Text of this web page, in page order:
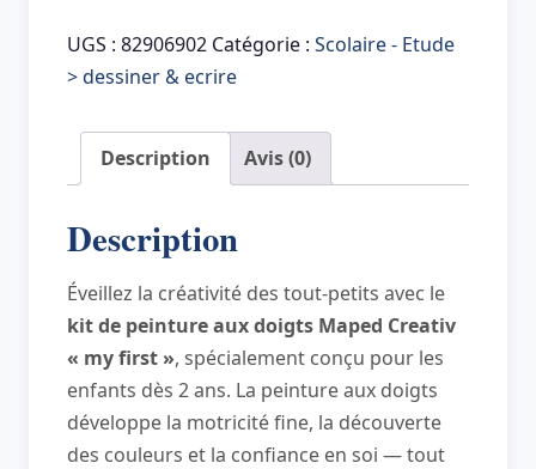
Creativ
my
Kit
aux
9
pièces
UGS : 82906902 Catégorie : Scolaire - Etude
> dessiner & ecrire
Description Avis (0)
Description
Éveillez la créativité des tout-petits avec le
kit de peinture aux doigts Maped Creativ
« my first », spécialement conçu pour les
enfants dès 2 ans. La peinture aux doigts
développe la motricité fine, la découverte
des couleurs et la confiance en soi — tout